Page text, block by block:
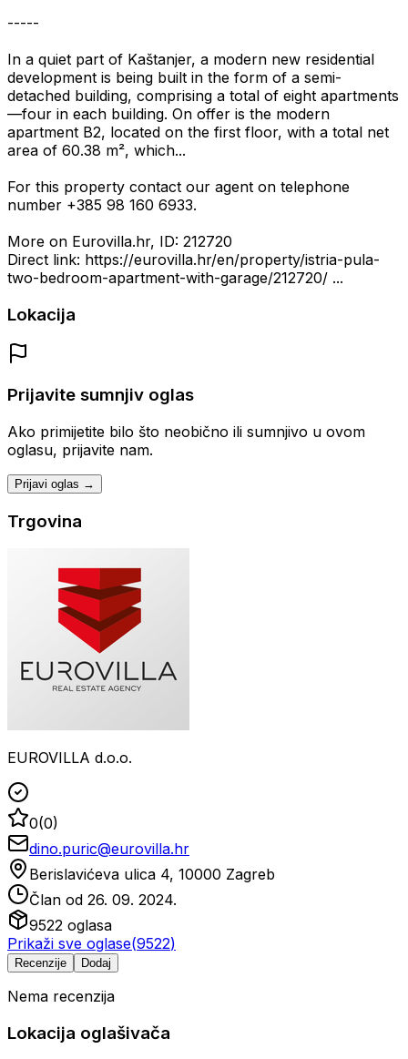
-----
In a quiet part of Kaštanjer, a modern new residential
development is being built in the form of a semi-
detached building, comprising a total of eight apartments
—four in each building. On offer is the modern
apartment B2, located on the first floor, with a total net
area of 60.38 m², which...
For this property contact our agent on telephone
number +385 98 160 6933.
More on Eurovilla.hr, ID: 212720
Direct link: https://eurovilla.hr/en/property/istria-pula-
two-bedroom-apartment-with-garage/212720/ ...
Lokacija
Prijavite sumnjiv oglas
Ako primijetite bilo što neobično ili sumnjivo u ovom
oglasu, prijavite nam.
Prijavi oglas →
Trgovina
EUROVILLA d.o.o.
0(0)
dino.puric@eurovilla.hr
Berislavićeva ulica 4, 10000 Zagreb
Član od 26. 09. 2024.
9522 oglasa
Prikaži sve oglase(9522)
Recenzije Dodaj
Nema recenzija
Lokacija oglašivača